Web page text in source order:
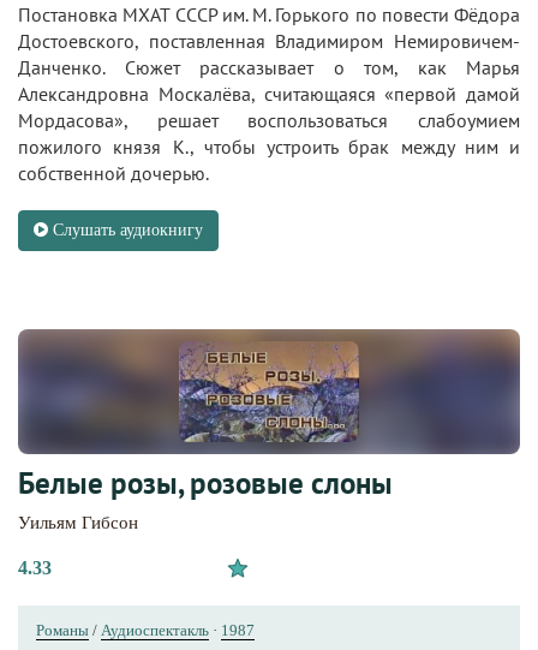
Постановка МХАТ СССР им. М. Горького по повести Фёдора
Достоевского, поставленная Владимиром Немировичем-
Данченко. Сюжет рассказывает о том, как Марья
Александровна Москалёва, считающаяся «первой дамой
Мордасова», решает воспользоваться слабоумием
пожилого князя К., чтобы устроить брак между ним и
собственной дочерью.
Слушать аудиокнигу
Белые розы, розовые слоны
Уильям Гибсон
4.33
Романы / Аудиоспектакль · 1987